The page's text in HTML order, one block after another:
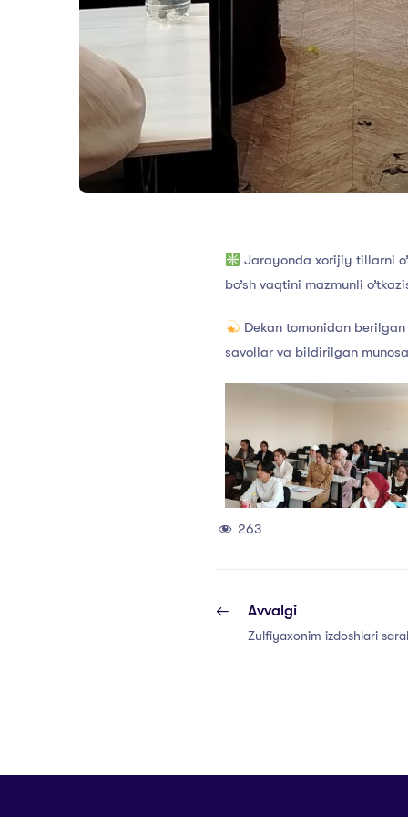
Jarayonda xorijiy tillarni
bo’sh vaqtini mazmunli
Dekan tomonidan
savollar va bildirilgan
263
Avvalgi
Zulfiyaxonim izdoshlari